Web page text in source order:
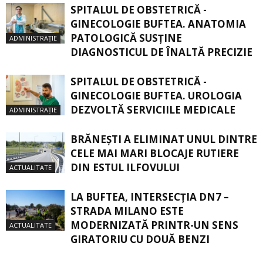
ADMINISTRAȚIE
SPITALUL DE OBSTETRICĂ -
GINECOLOGIE BUFTEA. ANATOMIA
PATOLOGICĂ SUSŢINE
DIAGNOSTICUL DE ÎNALTĂ PRECIZIE
ADMINISTRAȚIE
SPITALUL DE OBSTETRICĂ -
GINECOLOGIE BUFTEA. UROLOGIA
DEZVOLTĂ SERVICIILE MEDICALE
ACTUALITATE
BRĂNEȘTI A ELIMINAT UNUL DINTRE
CELE MAI MARI BLOCAJE RUTIERE
DIN ESTUL ILFOVULUI
ACTUALITATE
LA BUFTEA, INTERSECŢIA DN7 –
STRADA MILANO ESTE
MODERNIZATĂ PRINTR-UN SENS
GIRATORIU CU DOUĂ BENZI